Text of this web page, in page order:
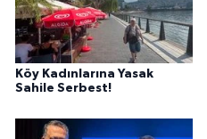
Köy Kadınlarına Yasak
Sahile Serbest!